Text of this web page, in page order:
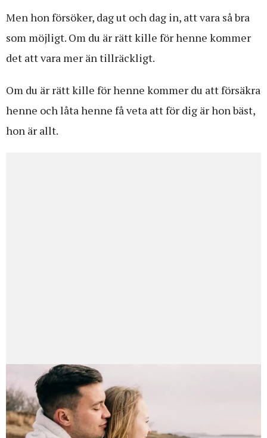
Men hon försöker, dag ut och dag in, att vara så bra
som möjligt. Om du är rätt kille för henne kommer
det att vara mer än tillräckligt.
Om du är rätt kille för henne kommer du att försäkra
henne och låta henne få veta att för dig är hon bäst,
hon är allt.